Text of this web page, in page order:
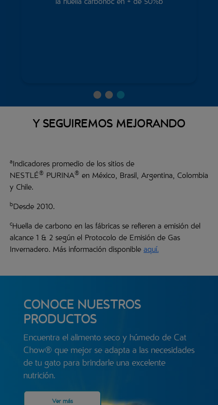
la huella carbonoc en + de 50%b
Y SEGUIREMOS MEJORANDO
aIndicadores promedio de los sitios de
NESTLÉ® PURINA® en México, Brasil, Argentina, Colombia
y Chile.
bDesde 2010.
cHuella de carbono en las fábricas se refieren a emisión del
alcance 1 & 2 según el Protocolo de Emisión de Gas
Invernadero. Más información disponible aquí.
CONOCE NUESTROS
PRODUCTOS
Encuentra el alimento seco y húmedo de Cat
Chow® que mejor se adapta a las necesidades
de tu gato para brindarle una excelente
nutrición.
Ver más